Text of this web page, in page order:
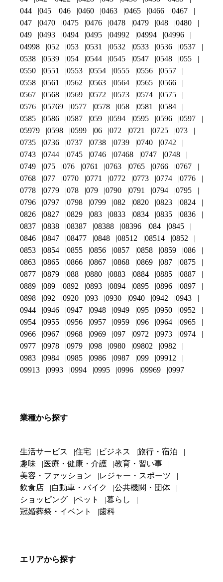
044
045 046 0460 0463 0465 0466
0467
047
0470 0475 0476 0478 0479 048
0480
049
0493 0494 0495 04992 04994
04996
04998
052 053 0531 0532 0533 0536
0537
0538
0539 054 0544 0545 0547 0548
055
0550
0551 0553 0554 0555 0556
0557
0558
0561 0562 0563 0564 0565
0566
0567
0568 0569 0572 0573 0574
0575
0576
05769 0577 0578 058 0581
0584
0585
0586 0587 059 0594 0595 0596
0597
05979
0598 0599 06 072 0721 0725
073
0735
0736 0737 0738 0739 0740
0742
0743
0744 0745 0746 07468 0747
0748
0749
075 076 0761 0763 0765 0766
0767
0768
077 0770 0771 0772 0773 0774
0776
0778
0779 078 079 0790 0791 0794
0795
0796
0797 0798 0799 082 0820 0823
0824
0826
0827 0829 083 0833 0834 0835
0836
0837
0838 08387 08388 08396 084
0845
0846
0847 08477 0848 08512 08514
0852
0853
0854 0855 0856 0857 0858 0859
086
0863
0865 0866 0867 0868 0869 087
0875
0877
0879 088 0880 0883 0884 0885
0887
0889
089 0892 0893 0894 0895 0896
0897
0898
092 0920 093 0930 0940 0942
0943
0944
0946 0947 0948 0949 095 0950
0952
0954
0955 0956 0957 0959 096 0964
0965
0966
0967 0968 0969 097 0972 0973
0974
0977
0978 0979 098 0980 09802
0982
0983
0984 0985 0986 0987 099
09912
09913
0993 0994 0995 0996 09969 0997
業種から探す
生活サービス 住宅 ビジネス
旅行・宿泊
趣味
医療・健康・介護
教育・習い事
美容・ファッション
レジャー・スポーツ
飲食店
自動車・バイク
公共機関・団体
ショッピング
ペット
暮らし
冠婚葬祭・イベント
歯科
エリアから探す